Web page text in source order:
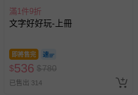
解約時即將逾期（例如生鮮
書、姓名貼等）。
如經拆封、使用，則酌收整
滿1件9折
文字好好玩-上冊
即將售完
$536 $780
已售出 314